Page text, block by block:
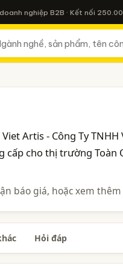
nghiệp B2B · Kết nối
Artis - Công Ty
cấp cho thị trường Toàn
báo giá, hoặc xem
Hỏi đáp